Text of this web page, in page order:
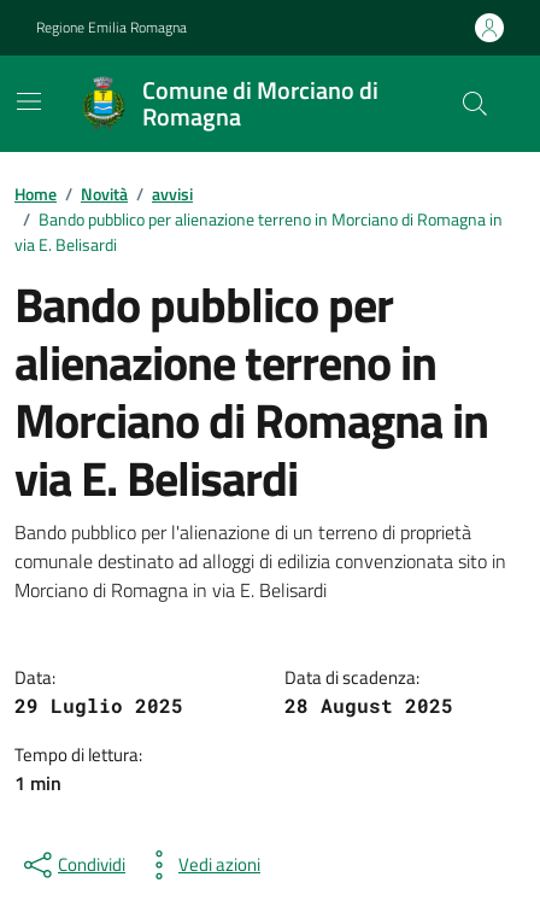
Regione Emilia Romagna
Comune di Morciano di
Romagna
Contenuti in evidenza
Home / Novità / avvisi
/ Bando pubblico per alienazione terreno in Morciano di Romagna in
via E. Belisardi
Bando pubblico per
alienazione terreno in
Morciano di Romagna in
via E. Belisardi
Dettagli della notizia
Bando pubblico per l'alienazione di un terreno di proprietà
comunale destinato ad alloggi di edilizia convenzionata sito in
Morciano di Romagna in via E. Belisardi
Data:
29 Luglio 2025
Data di scadenza:
28 August 2025
Tempo di lettura:
1 min
Condividi Vedi azioni